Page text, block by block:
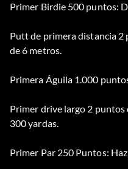
Primer Birdie 500 puntos:
Putt de primera distancia
de 6 metros.
Primera Águila 1.000
Primer drive largo 2
300 yardas.
Primer Par 250 Puntos: